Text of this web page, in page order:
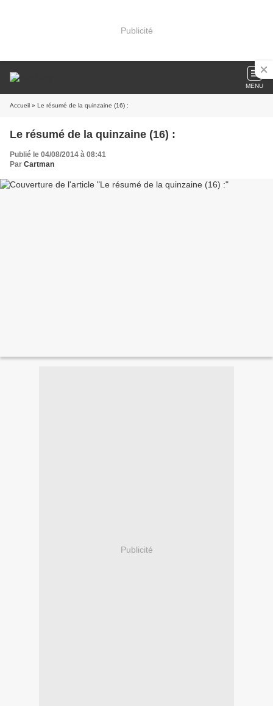
Publicité
MENU
Accueil » Le résumé de la quinzaine (16) :
Le résumé de la quinzaine (16) :
Publié le 04/08/2014 à 08:41
Par Cartman
Publicité